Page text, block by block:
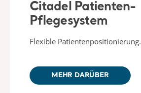
Citadel Patienten-
Pflegesystem
Flexible Patientenpositionierung.
MEHR DARÜBER